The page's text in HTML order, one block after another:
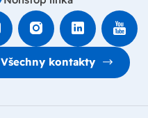
Všechny kontakty